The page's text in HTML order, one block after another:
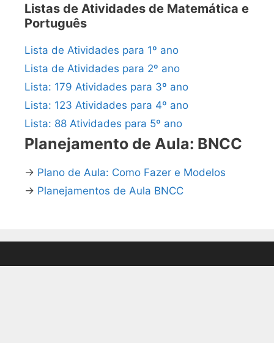
Listas de Atividades de Matemática e
Português
Lista de Atividades para 1º ano
Lista de Atividades para 2º ano
Lista: 179 Atividades para 3º ano
Lista: 123 Atividades para 4º ano
Lista: 88 Atividades para 5º ano
Planejamento de Aula: BNCC
→ Plano de Aula: Como Fazer e Modelos
→ Planejamentos de Aula BNCC